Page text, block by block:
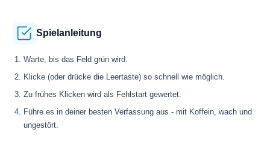
Spielanleitung
Warte, bis das Feld grün wird.
Klicke (oder drücke die Leertaste) so schnell wie möglich.
Zu frühes Klicken wird als Fehlstart gewertet.
Führe es in deiner besten Verfassung aus - mit Koffein, wach und
ungestört.